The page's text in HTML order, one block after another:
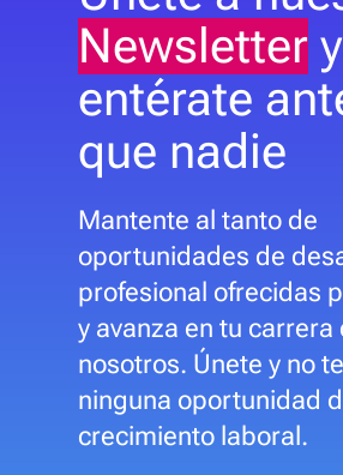
Newsletter y
entérate
que nadie
Mantente al tanto de
oportunidades de
profesional ofrecidas
y avanza en tu carrera
nosotros. Únete y no
ninguna oportunidad
crecimiento laboral.